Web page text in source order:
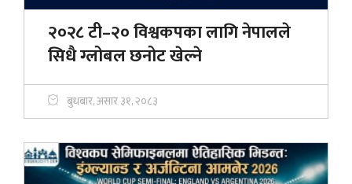
२०२८ टी–२० विश्वकपका लागि नेपालले
सिधै ग्लोबल छनोट खेल्ने
बुधबार, असार ३१, २०८३